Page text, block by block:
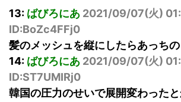
13: ばびろにあ 2021/09/07(火)
ID:BoZc4FFj0
髪のメッシュを縦にしたらあっち
14: ばびろにあ 2021/09/07(火)
ID:ST7UMIRj0
韓国の圧力のせいで展開変わった